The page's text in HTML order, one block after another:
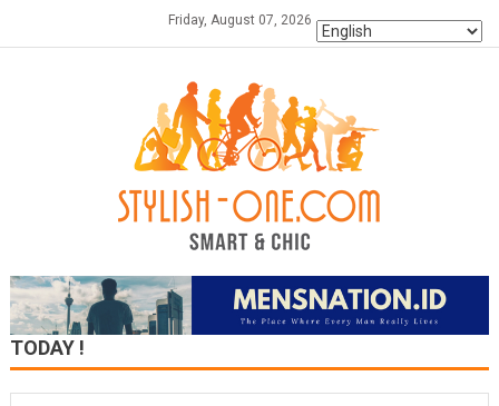
Friday, August 07, 2026
TODAY !